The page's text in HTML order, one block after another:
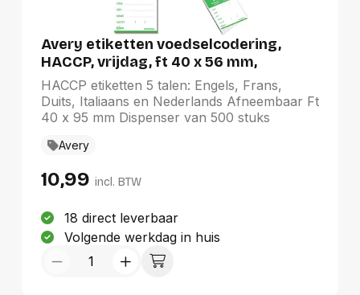
Avery etiketten voedselcodering,
HACCP, vrijdag, ft 40 x 56 mm,
dispenser van 500 stuks
HACCP etiketten 5 talen: Engels, Frans,
Duits, Italiaans en Nederlands Afneembaar Ft
40 x 95 mm Dispenser van 500 stuks
Avery
10,99 incl. BTW
18 direct leverbaar
Volgende werkdag in huis